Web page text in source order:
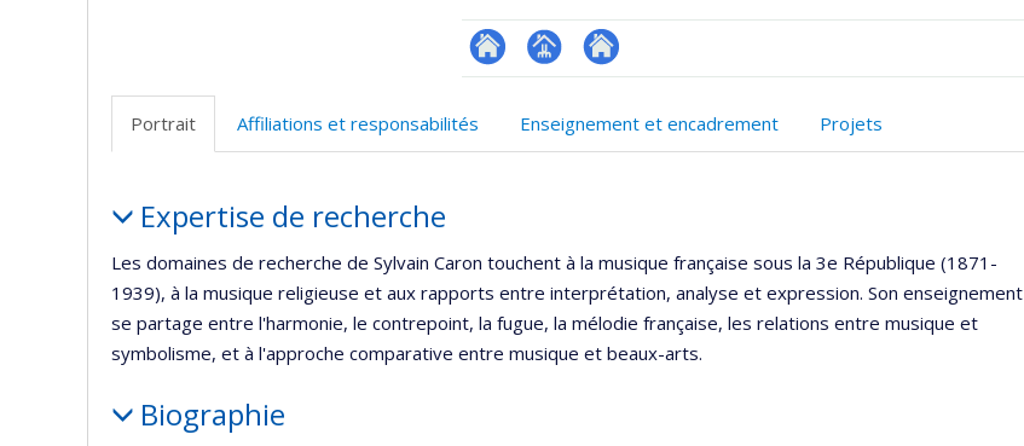
ResearchGate
Page
(faculté,département,école)
Autre
Portrait Affiliations et responsabilités Enseignement et encadrement Projets
Expertise de recherche
Les domaines de recherche de Sylvain Caron touchent à la musique française sous la 3e République (1871-
1939), à la musique religieuse et aux rapports entre interprétation, analyse et expression. Son enseignement
se partage entre l'harmonie, le contrepoint, la fugue, la mélodie française, les relations entre musique et
symbolisme, et à l'approche comparative entre musique et beaux-arts.
Biographie